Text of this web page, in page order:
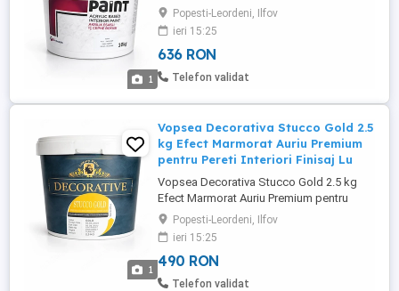
1
oferind un finisaj matasos si
uniform.Aceasta vopsea acrilica pentru
interior are o acoperire excelenta,
aderenta foarte buna si stabilitate ridicata
a culorii, fiind potrivita pentru orice tip de
Popesti-Leordeni, Ilfov
ieri 15:25
636 RON
Telefon validat
1
Vopsea Decorativa Stucco Gold 2.5
kg Efect Marmorat Auriu Premium
pentru Pereti Interiori Finisaj Lu
Vopsea Decorativa Stucco Gold 2.5 kg
Efect Marmorat Auriu Premium pentru
Pereti Interiori Finisaj Lux Transforma
orice spatiu intr-un interior elegant si
sofisticat cu vopseaua decorativa Stucco
Gold, un produs premium pe baza de
emulsie acrilica, conceput pentru a crea
Popesti-Leordeni, Ilfov
ieri 15:25
490 RON
Telefon validat